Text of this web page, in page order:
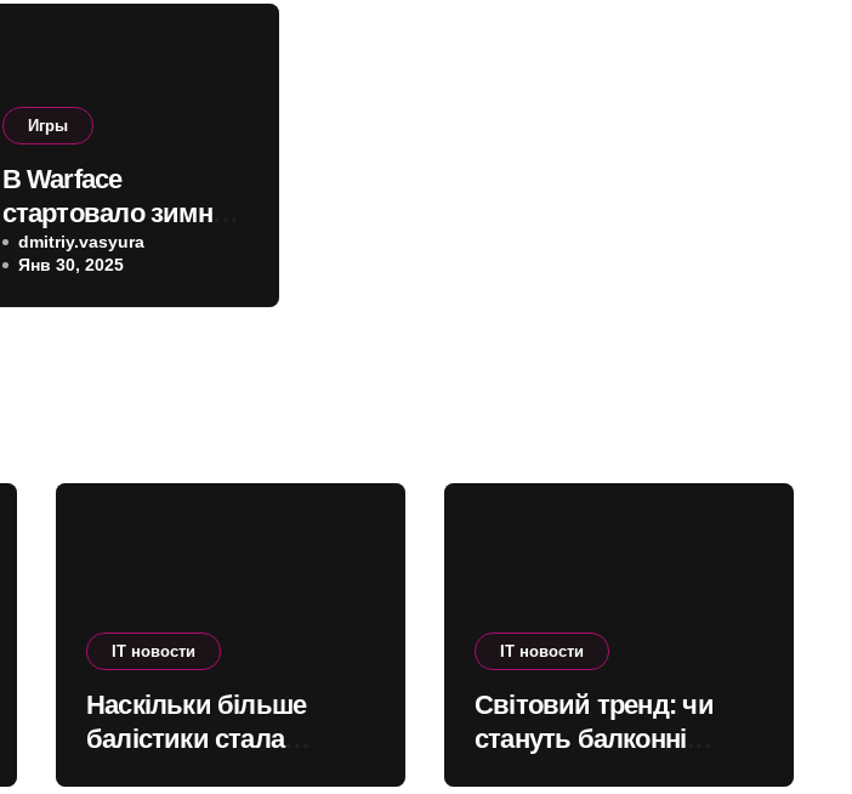
Игры
В Warface
стартовало зимнее
событие с PvP-
режимом,
спецоперациями и
dmitriy.vasyura
Янв 30, 2025
IT новости
Наскільки більше
балістики стала
IT новости
Світовий тренд: чи
стануть балконні